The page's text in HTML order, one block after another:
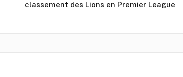
classement des Lions en Premier League